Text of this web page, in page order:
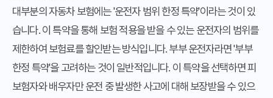
대부분의 자동차 보험에는 '운전자 범위 한정 특약'이라는 것이 있
습니다. 이 특약을 통해 보험 적용을 받을 수 있는 운전자의 범위를
제한하여 보험료를 할인받는 방식입니다. 부부 운전자라면 '부부
한정 특약'을 고려하는 것이 일반적입니다. 이 특약을 선택하면 피
보험자와 배우자만 운전 중 발생한 사고에 대해 보장받을 수 있으